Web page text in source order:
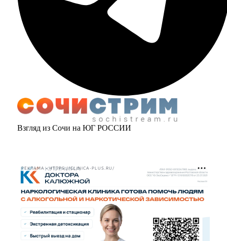
Взгляд из Сочи на ЮГ РОССИИ
РЕКЛАМА • HTTPS://CLINICA-PLUS.RU/